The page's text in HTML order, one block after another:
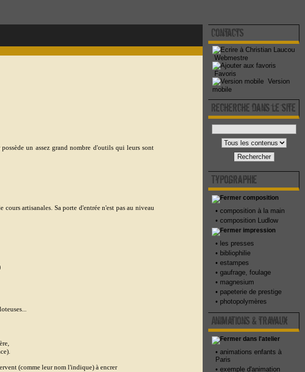
un assez grand nombre d'outils qui leurs sont
artisanales. Sa porte d'entrée n'est pas au niveau
(comme leur nom l'indique)à encrer
Contacts
Webmestre
Favoris
Version
mobile
Recherche dans le site
Rechercher
Typographie
composition
• composition à la main
• composition Ludlow
impression
• les presses
• bibliophilie
• estampes
• gaufrage, foulage
• magnesium
• papeterie de prestige
• photopolymères
Animations & travaux
dans l'atelier
• animations enfants à
Paris
• exemple d'animation